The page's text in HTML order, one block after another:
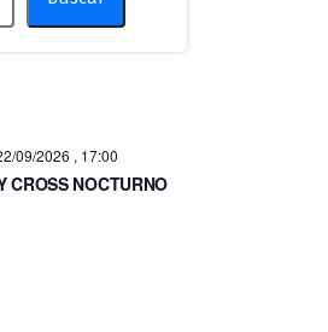
09/2026 , 17:00
CROSS NOCTURNO